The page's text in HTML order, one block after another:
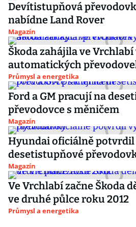
Devítistupňová
nabídne Land Rover
Magazín
Škoda zahájila ve
automatických
Průmysl a energetika
Ford a GM pracují na
převodovce s měničem
Magazín
Hyundai oficiálně potvrdil
desetistupňové
Magazín
Ve Vrchlabí začne Škoda
ve druhé půlce roku 2012
Průmysl a energetika